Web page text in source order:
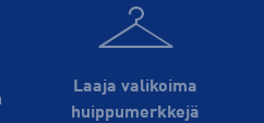
Laaja valikoima
huippu­merkkejä